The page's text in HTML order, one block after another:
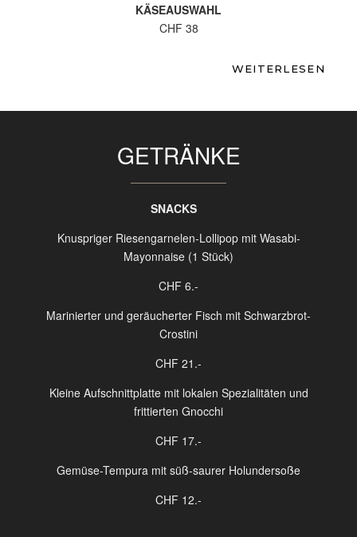
KÄSEAUSWAHL
CHF 38
15 % Zimmer Servicegebühr im Preis inbegriffen + 10
Informationen zu Allergenen und Stoffen zur Verfügung,
könnten.
WEITERLESEN
GETRÄNKE
SNACKS
Knuspriger Riesengarnelen-Lollipop mit Wasabi-
Mayonnaise (1 Stück)
CHF 6.-
Marinierter und geräucherter Fisch mit Schwarzbrot-
Crostini
CHF 21.-
Kleine Aufschnittplatte mit lokalen Spezialitäten und
frittierten Gnocchi
CHF 17.-
Gemüse-Tempura mit süß-saurer Holundersoße
CHF 12.-